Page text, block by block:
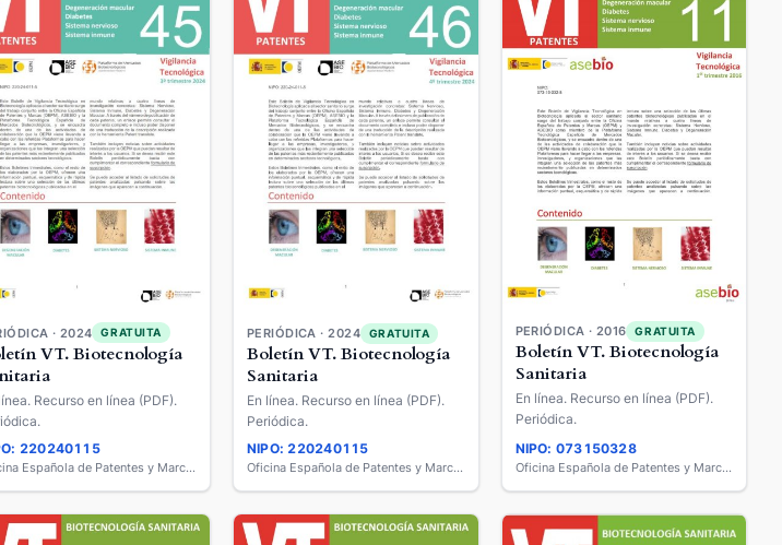
· 2024 GRATUITA
VT. Biotecnología
Recurso en línea (PDF).
220240115
Oficina Española de Patentes y Marcas
PERIÓDICA · 2024 GRATUITA
Boletín VT. Biotecnología
Sanitaria
En línea. Recurso en línea (PDF).
Periódica.
NIPO: 220240115
Oficina Española de Patentes y Marcas
PERIÓDICA · 2016 GRATUITA
Boletín VT. Biotecnología
Sanitaria
En línea. Recurso en línea (PDF).
Periódica.
NIPO: 073150328
Oficina Española de Patentes y Marcas